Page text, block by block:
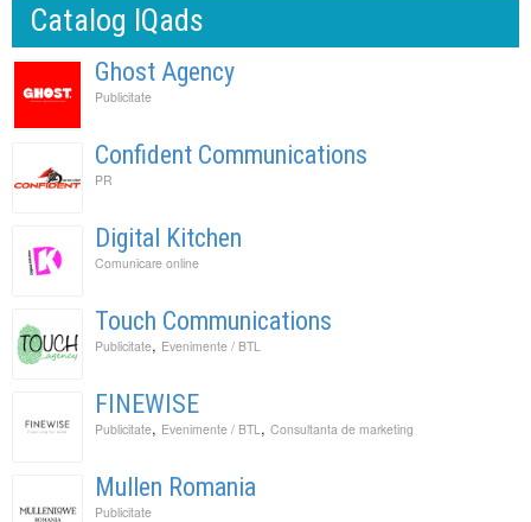
Catalog IQads
Ghost Agency
Publicitate
Confident Communications
PR
Digital Kitchen
Comunicare online
Touch Communications
Publicitate, Evenimente / BTL
FINEWISE
Publicitate, Evenimente / BTL , Consultanta de marketing
Mullen Romania
Publicitate